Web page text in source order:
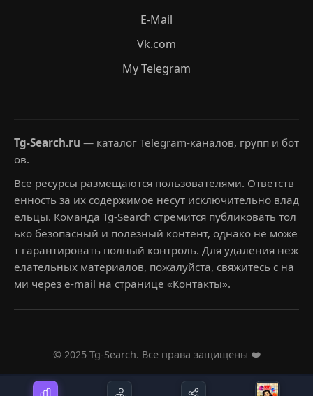
E-Mail
Vk.com
My Telegram
Tg-Search.ru — каталог Telegram-каналов, групп и бот
ов.
Все ресурсы размещаются пользователями. Ответств
енность за их содержимое несут исключительно влад
ельцы. Команда Tg-Search стремится публиковать тол
ько безопасный и полезный контент, однако не може
т гарантировать полный контроль. Для удаления неж
елательных материалов, пожалуйста, свяжитесь с на
ми через e-mail на странице «Контакты».
© 2025 Tg-Search. Все права защищены ❤️